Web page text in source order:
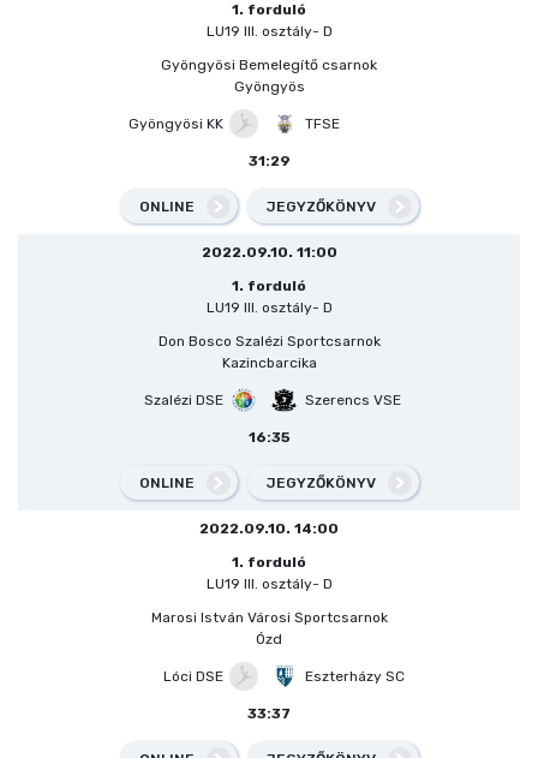
1. forduló
LU19 III. osztály- D
Gyöngyösi Bemelegítő csarnok
Gyöngyös
Gyöngyösi KK TFSE
31:29
ONLINE JEGYZŐKÖNYV
2022.09.10. 11:00
1. forduló
LU19 III. osztály- D
Don Bosco Szalézi Sportcsarnok
Kazincbarcika
Szalézi DSE Szerencs VSE
16:35
ONLINE JEGYZŐKÖNYV
2022.09.10. 14:00
1. forduló
LU19 III. osztály- D
Marosi István Városi Sportcsarnok
Ózd
Lóci DSE Eszterházy SC
33:37